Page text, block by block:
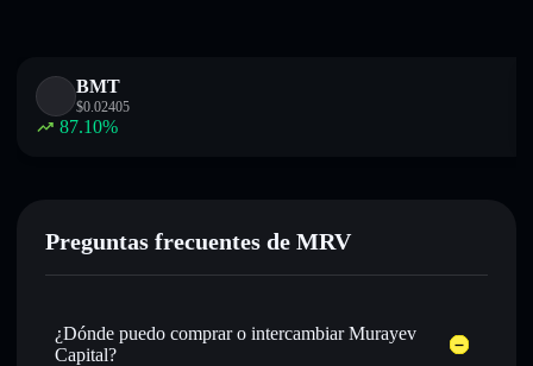
BMT
$0.02405
87.10%
Preguntas frecuentes de MRV
¿Dónde puedo comprar o intercambiar Murayev
Capital?